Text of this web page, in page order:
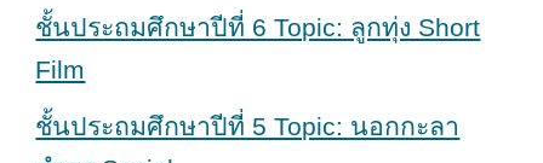
ชั้นประถมศึกษาปีที่ 6 Topic: ลูกทุ่ง Short
Film
ชั้นประถมศึกษาปีที่ 5 Topic: นอกกะลา